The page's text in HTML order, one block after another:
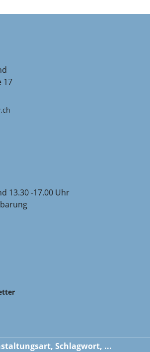
Schlagwort, ...
17
13.30 -17.00 Uhr